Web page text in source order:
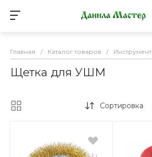
Главная / Каталог товаров / Инструмент
Щетка для УШМ
Сортировка